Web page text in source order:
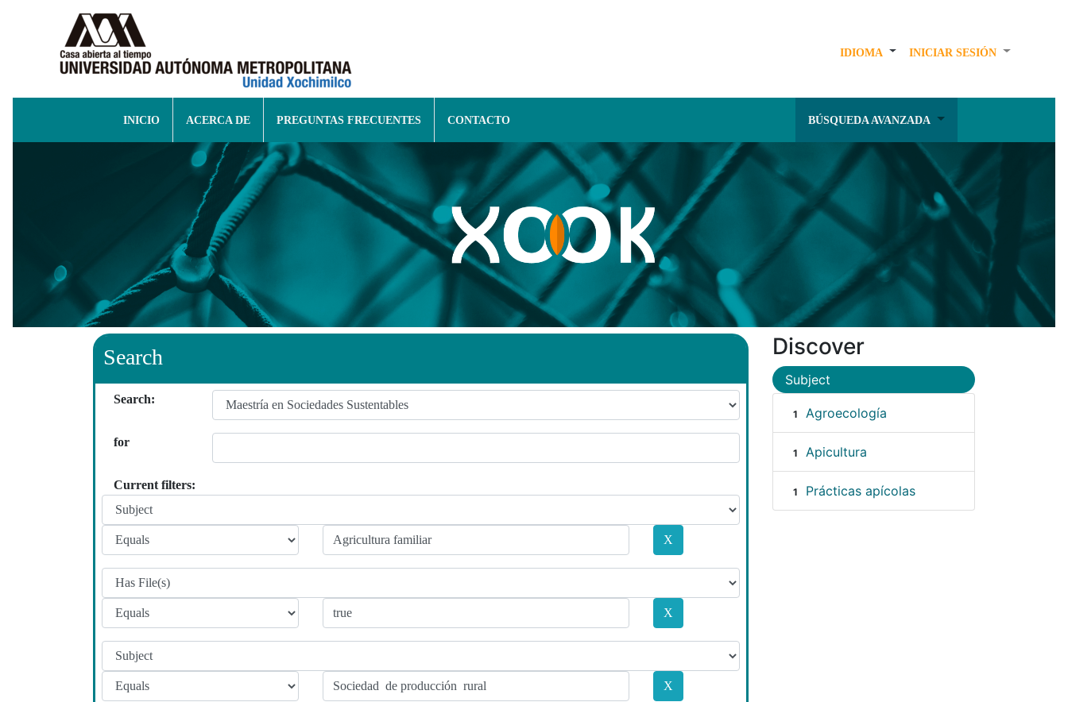
IDIOMA INICIAR SESIÓN
INICIO ACERCA DE PREGUNTAS FRECUENTES CONTACTO BÚSQUEDA AVANZADA
Search
Search:
for
Current filters:
Discover
Subject
1 Agroecología
1 Apicultura
1 Prácticas apícolas